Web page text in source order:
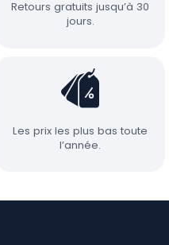
Retours gratuits jusqu’à 30
jours.
Les prix les plus bas toute
l’année.